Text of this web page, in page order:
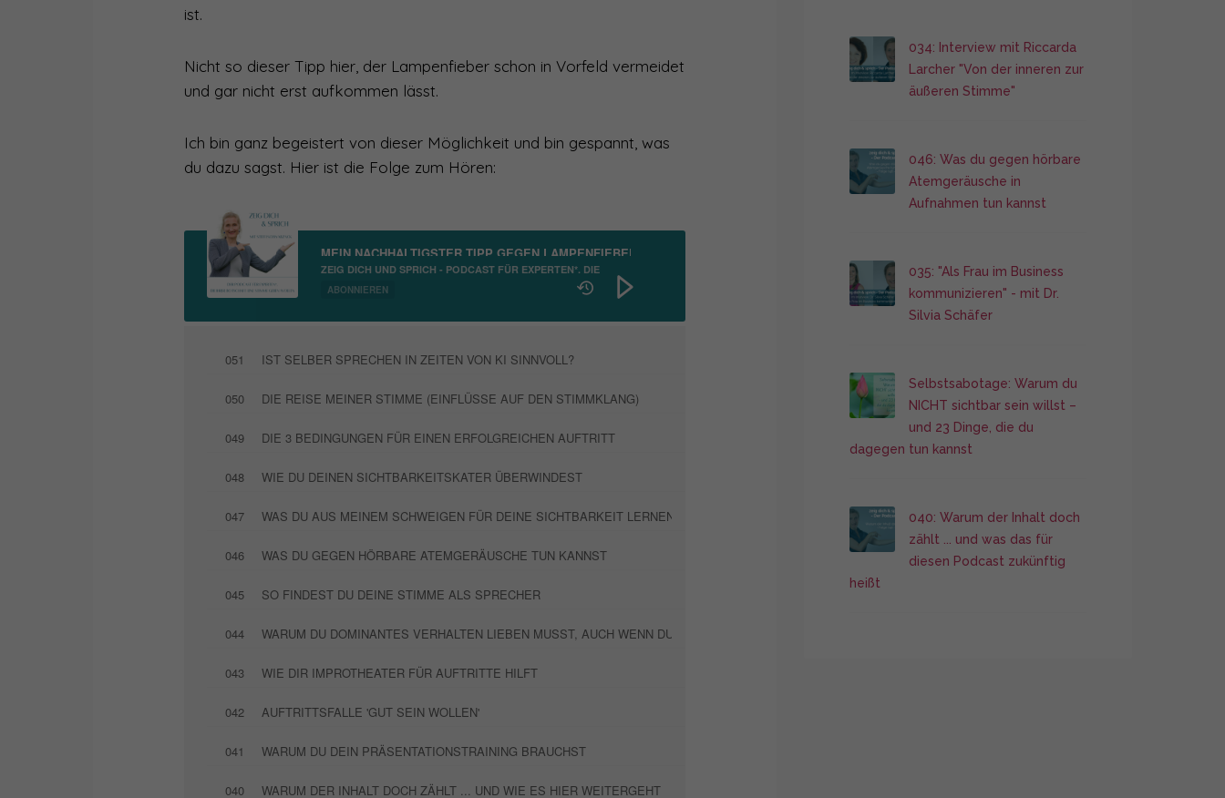
ist.
Nicht so dieser Tipp hier, der Lampenfieber schon in Vorfeld vermeidet
und gar nicht erst aufkommen lässt.
Ich bin ganz begeistert von dieser Möglichkeit und bin gespannt, was
du dazu sagst. Hier ist die Folge zum Hören:
ZEIG DICH UND SPRICH - PODCAST FÜR EXPERTEN*, DIE
ABONNIEREN
MEIN NACHHALTIGSTER TIPP GEGEN LAMPENFIEBER
051 IST SELBER SPRECHEN IN ZEITEN VON KI SINNVOLL?
050 DIE REISE MEINER STIMME (EINFLÜSSE AUF DEN STIMMKLANG)
049 DIE 3 BEDINGUNGEN FÜR EINEN ERFOLGREICHEN AUFTRITT
048 WIE DU DEINEN SICHTBARKEITSKATER ÜBERWINDEST
047 WAS DU AUS MEINEM SCHWEIGEN FÜR DEINE SICHTBARKEIT LERNEN KANNST
046 WAS DU GEGEN HÖRBARE ATEMGERÄUSCHE TUN KANNST
045 SO FINDEST DU DEINE STIMME ALS SPRECHER
044 WARUM DU DOMINANTES VERHALTEN LIEBEN MUSST, AUCH WENN DU ANDERS BIST
043 WIE DIR IMPROTHEATER FÜR AUFTRITTE HILFT
042 AUFTRITTSFALLE 'GUT SEIN WOLLEN'
041 WARUM DU DEIN PRÄSENTATIONSTRAINING BRAUCHST
040 WARUM DER INHALT DOCH ZÄHLT ... UND WIE ES HIER WEITERGEHT
034: Interview mit Riccarda
Larcher "Von der inneren zur
äußeren Stimme"
046: Was du gegen hörbare
Atemgeräusche in
Aufnahmen tun kannst
035: "Als Frau im Business
kommunizieren" - mit Dr.
Silvia Schäfer
Selbstsabotage: Warum du
NICHT sichtbar sein willst –
und 23 Dinge, die du
dagegen tun kannst
040: Warum der Inhalt doch
zählt ... und was das für
diesen Podcast zukünftig
heißt